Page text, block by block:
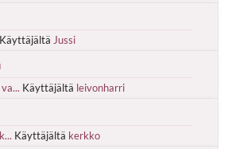
Käyttäjältä Jussi
Käyttäjältä leivonharri
Käyttäjältä kerkko